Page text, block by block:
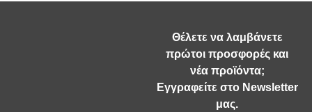
Θέλετε να λαμβάνετε
πρώτοι προσφορές και
νέα προϊόντα;
Εγγραφείτε στο Newsletter
μας.